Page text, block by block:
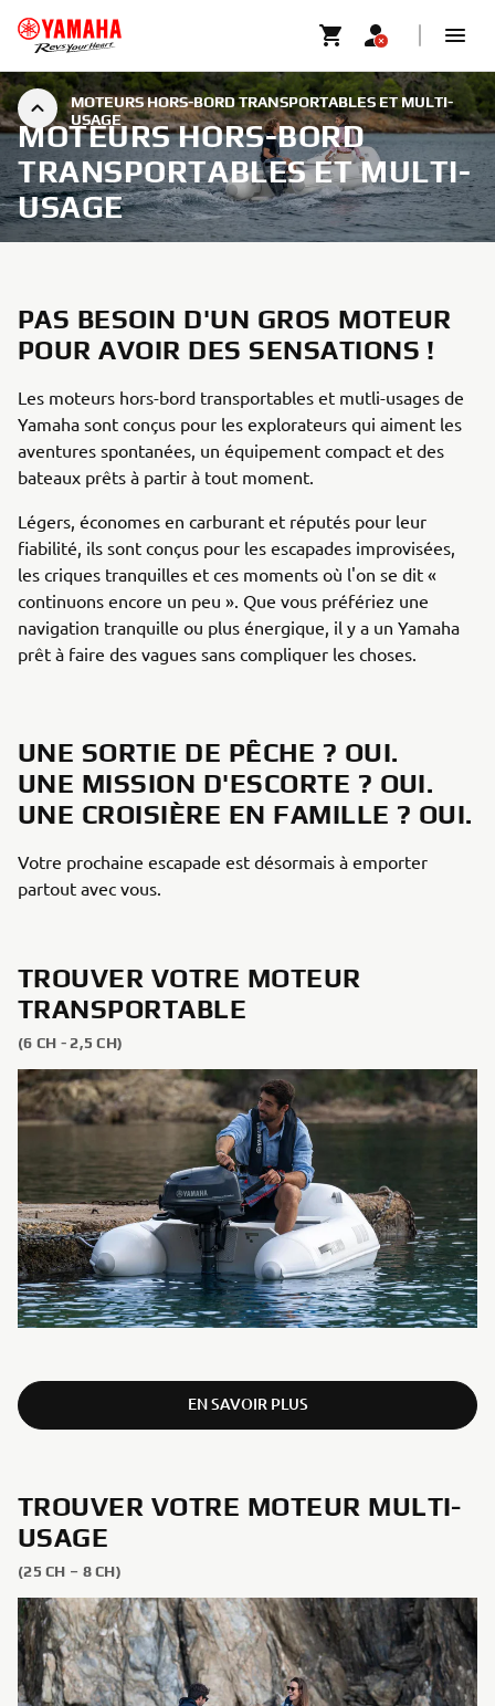
MOTEURS HORS-BORD TRANSPORTABLES ET MULTI-
USAGE
MOTEURS HORS-BORD
TRANSPORTABLES ET MULTI-
USAGE
PAS BESOIN D'UN GROS MOTEUR
POUR AVOIR DES SENSATIONS !
Les moteurs hors-bord transportables et mutli-usages de
Yamaha sont conçus pour les explorateurs qui aiment les
aventures spontanées, un équipement compact et des
bateaux prêts à partir à tout moment.
Légers, économes en carburant et réputés pour leur
fiabilité, ils sont conçus pour les escapades improvisées,
les criques tranquilles et ces moments où l'on se dit «
continuons encore un peu ». Que vous préfériez une
navigation tranquille ou plus énergique, il y a un Yamaha
prêt à faire des vagues sans compliquer les choses.
UNE SORTIE DE PÊCHE ? OUI.
UNE MISSION D'ESCORTE ? OUI.
UNE CROISIÈRE EN FAMILLE ? OUI.
Votre prochaine escapade est désormais à emporter
partout avec vous.
TROUVER VOTRE MOTEUR
TRANSPORTABLE
(6 CH - 2,5 CH)
EN SAVOIR PLUS
TROUVER VOTRE MOTEUR MULTI-
USAGE
(25 CH – 8 CH)